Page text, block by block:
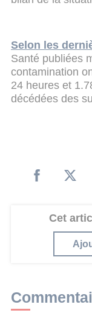
Selon les
Santé publiées
contamination
24 heures et
décédées des
Cet